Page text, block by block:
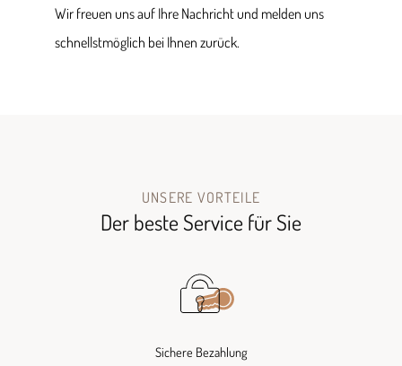
Wir freuen uns auf Ihre Nachricht und melden uns
schnellstmöglich bei Ihnen zurück.
UNSERE VORTEILE
Der beste Service für Sie
Sichere Bezahlung